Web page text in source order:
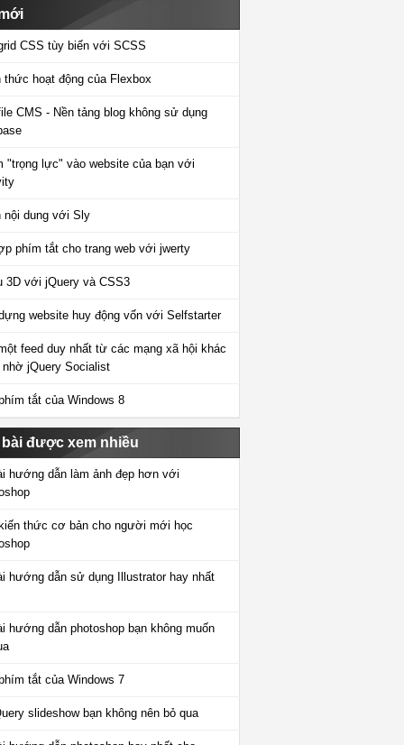
CSS tùy biến với SCSS
thức hoạt động của Flexbox
CMS - Nền tảng blog không sử dụng
"trọng lực" vào website của bạn với
nội dung với Sly
phím tắt cho trang web với jwerty
3D với jQuery và CSS3
website huy động vốn với Selfstarter
feed duy nhất từ các mạng xã hội khác
nhờ jQuery Socialist
tắt của Windows 8
bài được xem nhiều
hướng dẫn làm ảnh đẹp hơn với
thức cơ bản cho người mới học
hướng dẫn sử dụng Illustrator hay nhất
hướng dẫn photoshop bạn không muốn
tắt của Windows 7
slideshow bạn không nên bỏ qua